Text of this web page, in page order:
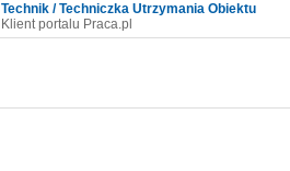
Technik / Techniczka Utrzymania Obiektu
Klient portalu Praca.pl